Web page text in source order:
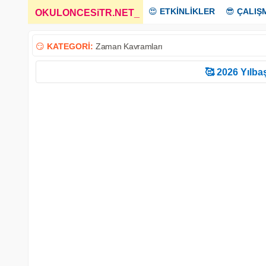
OKULONCESiTR.NET 😍 ETKİNLİKLER 😎
😏 KATEGORİ: Zaman Kavramları
🥰 2026